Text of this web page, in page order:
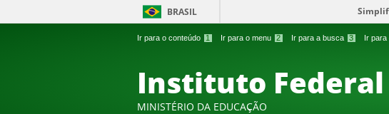
Ir para o conteúdo 1 Ir para o menu 2 Ir para a busca 3 Ir para
BRASIL
Instituto Federal
MINISTÉRIO DA EDUCAÇÃO